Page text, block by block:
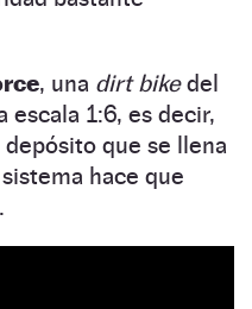
, una dirt bikedel
escala 1:6, es decir,
que se llena
hace que